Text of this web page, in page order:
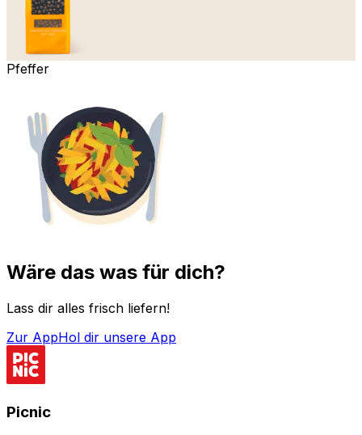
Pfeffer
Wäre das was für dich?
Lass dir alles frisch liefern!
Zur AppHol dir unsere App
Picnic